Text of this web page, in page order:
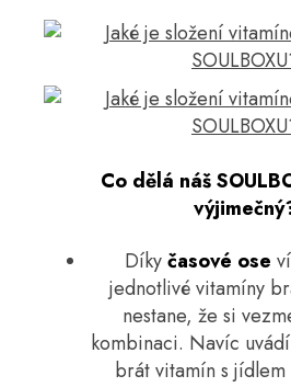
Co dělá náš
Díkyčasové ose
jednotlivé vitamíny
nestane, že si
kombinaci. Navíc
brát vitamín s
HLEDAT